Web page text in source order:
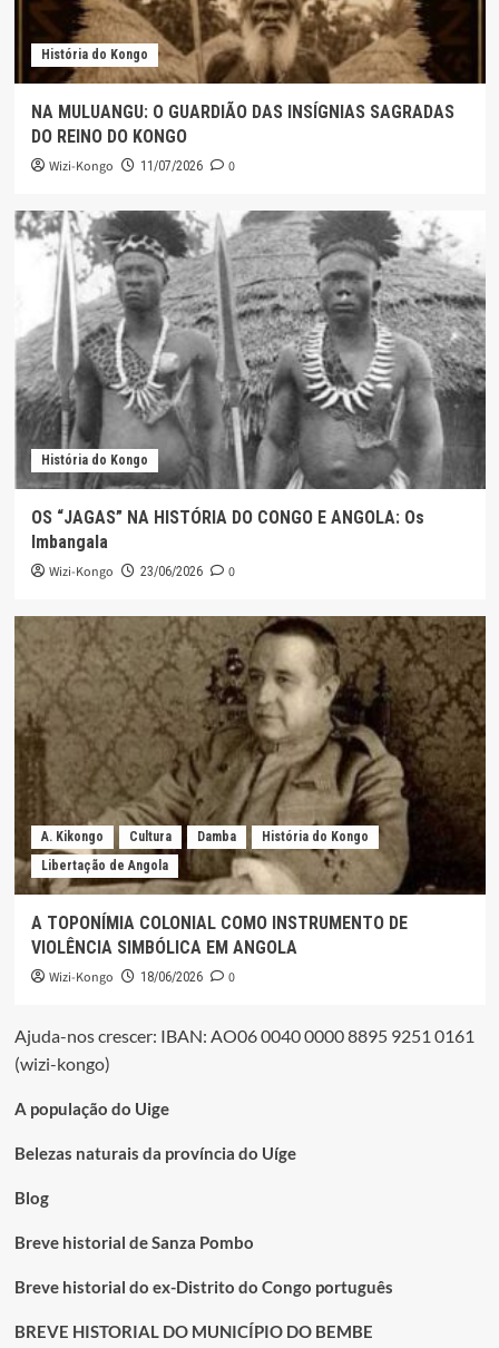
História do Kongo
NA MULUANGU: O GUARDIÃO DAS INSÍGNIAS SAGRADAS
DO REINO DO KONGO
Wizi-Kongo 11/07/2026 0
História do Kongo
OS “JAGAS” NA HISTÓRIA DO CONGO E ANGOLA: Os
Imbangala
Wizi-Kongo 23/06/2026 0
A. Kikongo Cultura Damba
História do Kongo
Libertação de Angola
A TOPONÍMIA COLONIAL COMO INSTRUMENTO DE
VIOLÊNCIA SIMBÓLICA EM ANGOLA
Wizi-Kongo 18/06/2026 0
Ajuda-nos crescer: IBAN: AO06 0040 0000 8895 9251 0161
(wizi-kongo)
A população do Uige
Belezas naturais da província do Uíge
Blog
Breve historial de Sanza Pombo
Breve historial do ex-Distrito do Congo português
BREVE HISTORIAL DO MUNICÍPIO DO BEMBE